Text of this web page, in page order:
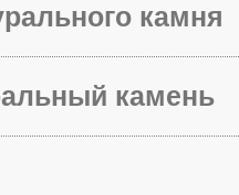
камня
камень